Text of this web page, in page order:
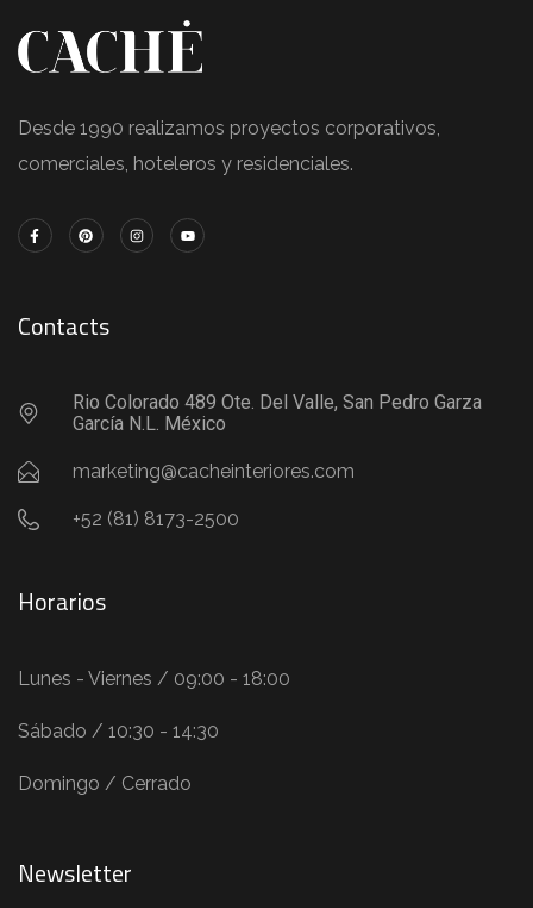
Desde 1990 realizamos proyectos corporativos,
comerciales, hoteleros y residenciales.
Contacts
Rio Colorado 489 Ote. Del Valle, San Pedro Garza
García N.L. México
marketing@cacheinteriores.com
+52 (81) 8173-2500
Horarios
Lunes - Viernes / 09:00 - 18:00
Sábado / 10:30 - 14:30
Domingo / Cerrado
Newsletter